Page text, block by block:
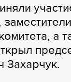
а
Захарчук.